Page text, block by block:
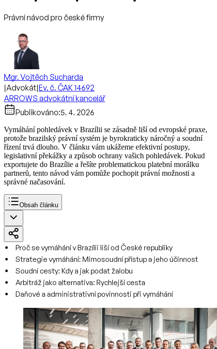
Právní návod pro české firmy
Mgr. Vojtěch Sucharda
|Advokát|Ev. č. ČAK 14692
ARROWS advokátní kancelář
Publikováno:5. 4. 2026
Vymáhání pohledávek v Brazílii se zásadně liší od evropské praxe,
protože brazilský právní systém je byrokraticky náročný a soudní
řízení trvá dlouho. V článku vám ukážeme efektivní postupy,
legislativní překážky a způsob ochrany vašich pohledávek. Pokud
exportujete do Brazílie a řešíte problematickou platební morálku
partnerů, tento návod vám pomůže pochopit právní možnosti a
správné načasování.
Obsah článku
Proč se vymáhání v Brazílii liší od České republiky
Strategie vymáhání: Mimosoudní přístup a jeho účinnost
Soudní cesty: Kdy a jak podat žalobu
Arbitráž jako alternativa: Rychlejší cesta
Daňové a administrativní povinnosti při vymáhání